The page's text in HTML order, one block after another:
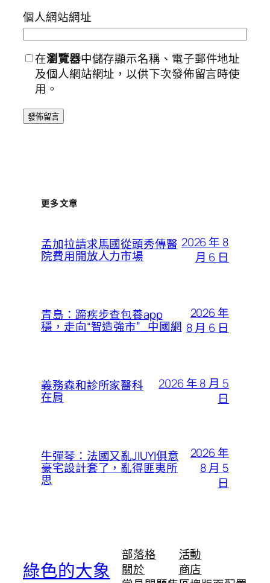
個人網站網址
在瀏覽器中儲存顯示名稱、電子郵件地址
及個人網站網址，以供下次發佈留言時使
用。
更多文章
孟加拉請求馬國從頭秀傳醫
院費用開放人力市場
2026 年 8
月 6 日
青島：蹄疾步查包養app
穩，走向“智造強市”_中國網
2026 年
8 月 6 日
義務森和診所家醫科
在肩
2026 年 8 月 5
日
牛彈琴：法國又亂JIUYI俱意
豪宅設計套了，亂得匪夷所
思
2026 年
8 月 5
日
綠色的大象
部落格
關於
活動
商店